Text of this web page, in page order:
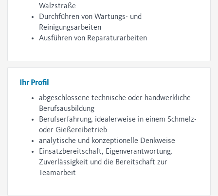
Walzstraße
Durchführen von Wartungs- und
Reinigungsarbeiten
Ausführen von Reparaturarbeiten
Ihr Profil
abgeschlossene technische oder handwerkliche
Berufsausbildung
Berufserfahrung, idealerweise in einem Schmelz-
oder Gießereibetrieb
analytische und konzeptionelle Denkweise
Einsatzbereitschaft, Eigenverantwortung,
Zuverlässigkeit und die Bereitschaft zur
Teamarbeit